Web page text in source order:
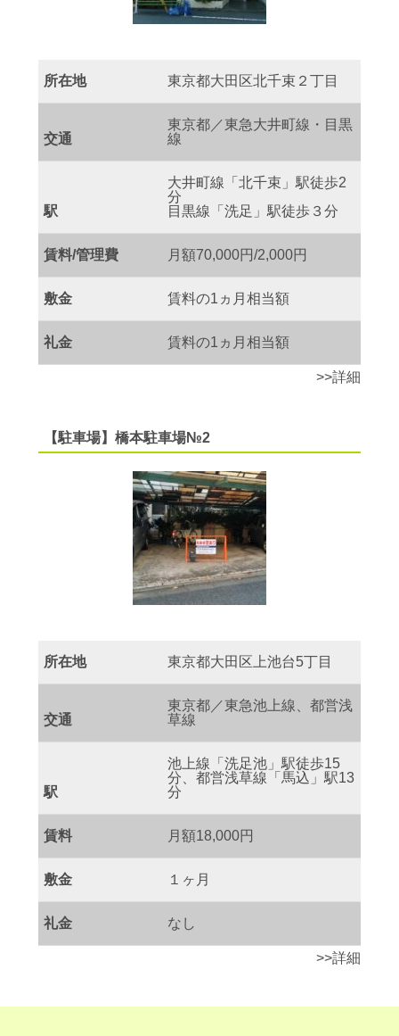
所在地 東京都大田区北千束２丁目
交通
東京都／東急大井町線・目黒
線
駅
大井町線「北千束」駅徒歩2
分
目黒線「洗足」駅徒歩３分
賃料/管理費 月額70,000円/2,000円
敷金 賃料の1ヵ月相当額
礼金 賃料の1ヵ月相当額
>>詳細
【駐車場】橋本駐車場№2
所在地 東京都大田区上池台5丁目
交通
東京都／東急池上線、都営浅
草線
駅
池上線「洗足池」駅徒歩15
分、都営浅草線「馬込」駅13
分
賃料 月額18,000円
敷金 １ヶ月
礼金 なし
>>詳細